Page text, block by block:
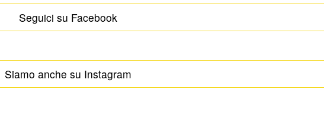
Seguici su Facebook
Siamo anche su Instagram